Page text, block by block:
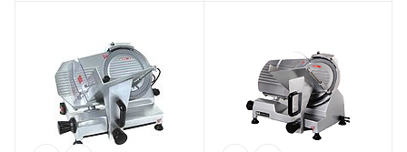
диаметр ножа -
250 мм; от 0.2 до
12 мм; 220 В; 0.15
диаметр ножа -
250 мм; от 0.2 до
15 мм; 220 В; 0.15